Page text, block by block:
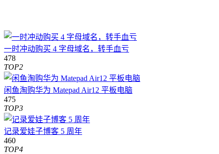
一时冲动购买 4 字母域名，转手血亏
478
TOP2
闲鱼淘购华为 Matepad Air12 平板电脑
475
TOP3
记录爱娃子博客 5 周年
460
TOP4